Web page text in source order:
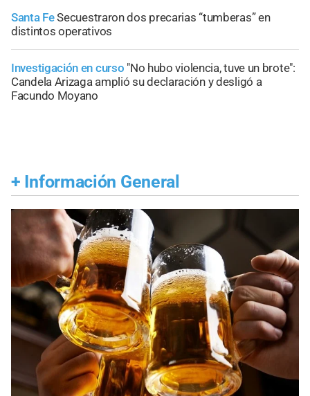
Santa FeSecuestraron dos precarias “tumberas” en
distintos operativos
Investigación en curso "No hubo violencia, tuve un brote":
Candela Arizaga amplió su declaración y desligó a
Facundo Moyano
+ Información General